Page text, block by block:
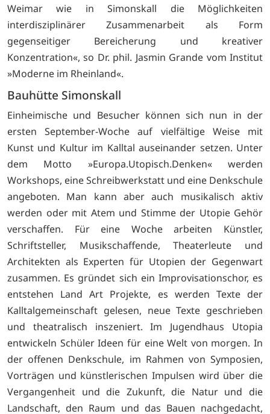
Weimar wie in Simonskall die Möglichkeiten
interdisziplinärer Zusammenarbeit als Form
gegenseitiger Bereicherung und kreativer
Konzentration«, so Dr. phil. Jasmin Grande vom Institut
»Moderne im Rheinland«.
Bauhütte Simonskall
Einheimische und Besucher können sich nun in der
ersten September-Woche auf vielfältige Weise mit
Kunst und Kultur im Kalltal auseinander setzen. Unter
dem Motto »Europa.Utopisch.Denken« werden
Workshops, eine Schreibwerkstatt und eine Denkschule
angeboten. Man kann aber auch musikalisch aktiv
werden oder mit Atem und Stimme der Utopie Gehör
verschaffen. Für eine Woche arbeiten Künstler,
Schriftsteller, Musikschaffende, Theaterleute und
Architekten als Experten für Utopien der Gegenwart
zusammen. Es gründet sich ein Improvisationschor, es
entstehen Land Art Projekte, es werden Texte der
Kalltalgemeinschaft gelesen, neue Texte geschrieben
und theatralisch inszeniert. Im Jugendhaus Utopia
entwickeln Schüler Ideen für eine Welt von morgen. In
der offenen Denkschule, im Rahmen von Symposien,
Vorträgen und künstlerischen Impulsen wird über die
Vergangenheit und die Zukunft, die Natur und die
Landschaft, den Raum und das Bauen nachgedacht,